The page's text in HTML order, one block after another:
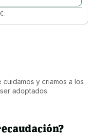
€.
y criamos a los
adoptados.